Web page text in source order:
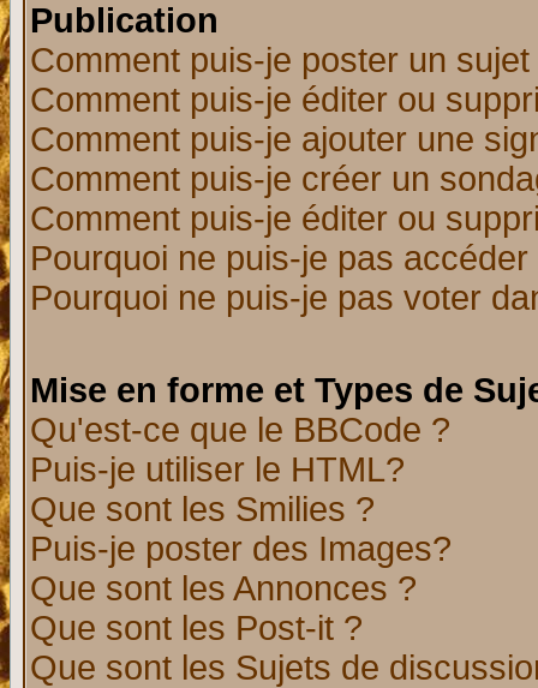
Publication
Comment puis-je poster un
Comment puis-je éditer ou
Comment puis-je ajouter une
Comment puis-je créer un
Comment puis-je éditer ou
Pourquoi ne puis-je pas
Pourquoi ne puis-je pas voter
Mise en forme et Types de
Qu'est-ce que le BBCode ?
Puis-je utiliser le HTML?
Que sont les Smilies ?
Puis-je poster des Images?
Que sont les Annonces ?
Que sont les Post-it ?
Que sont les Sujets de